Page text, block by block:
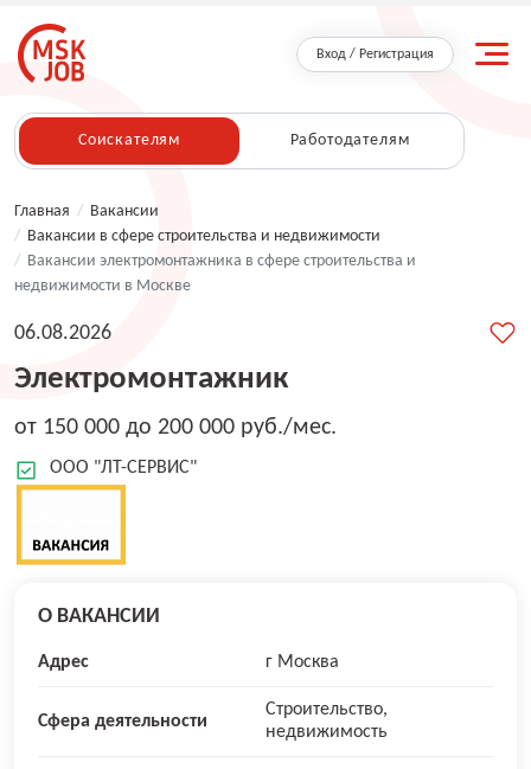
Вход / Регистрация
Соискателям Работодателям
Главная / Вакансии
/ Вакансии в сфере строительства и недвижимости
/ Вакансии электромонтажника в сфере строительства и
недвижимости в Москве
Электромонтажник
06.08.2026
от 150 000 до 200 000 руб./мес.
ООО "ЛТ-СЕРВИС"
О ВАКАНСИИ
Адрес г Москва
Сфера деятельности
Строительство,
недвижимость